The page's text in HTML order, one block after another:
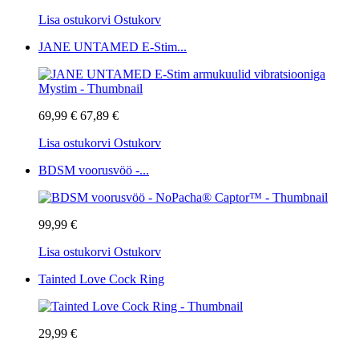
Lisa ostukorvi Ostukorv
JANE UNTAMED E-Stim...
69,99 € 67,89 €
Lisa ostukorvi Ostukorv
BDSM voorusvöö -...
99,99 €
Lisa ostukorvi Ostukorv
Tainted Love Cock Ring
29,99 €